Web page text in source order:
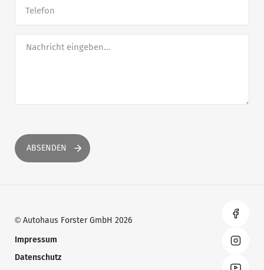
Telefon
ABSENDEN
© Autohaus Forster GmbH 2026
Impressum
Datenschutz